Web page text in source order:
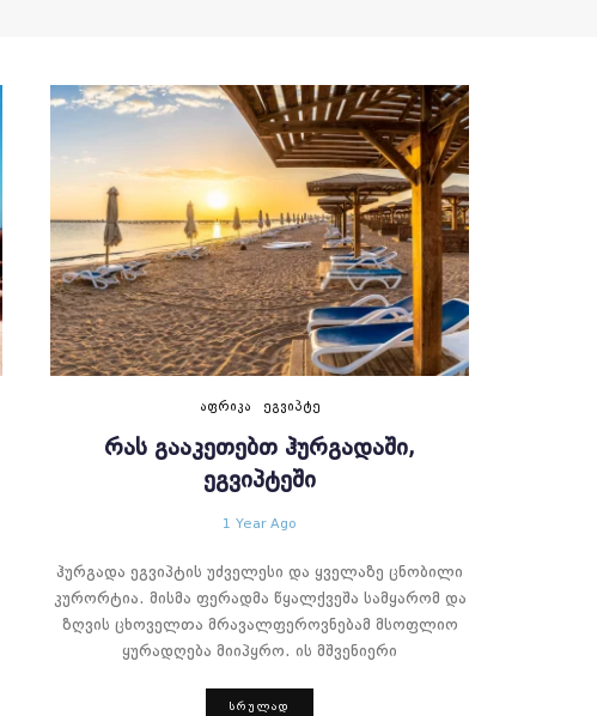
ᲐᲤᲠᲘᲙᲐ ᲔᲒᲕᲘᲞᲢᲔ
ᲠᲐᲡ ᲒᲐᲐᲙᲔᲗᲔᲑᲗ ᲰᲣᲠᲒᲐᲓᲐᲨᲘ,
ᲔᲒᲕᲘᲞᲢᲔᲨᲘ
1 Year Ago
ჰურგადა ეგვიპტის უძველესი და ყველაზე ცნობილი
კურორტია. მისმა ფერადმა წყალქვეშა სამყარომ და
ზღვის ცხოველთა მრავალფეროვნებამ მსოფლიო
ყურადღება მიიპყრო. ის მშვენიერი
ᲡᲠᲣᲚᲐᲓ